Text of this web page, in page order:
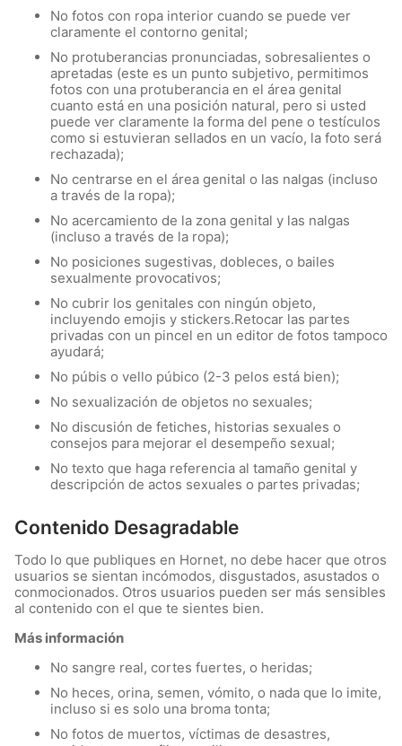
No fotos con ropa interior cuando se puede ver
claramente el contorno genital;
No protuberancias pronunciadas, sobresalientes o
apretadas (este es un punto subjetivo, permitimos
fotos con una protuberancia en el área genital
cuanto está en una posición natural, pero si usted
puede ver claramente la forma del pene o testículos
como si estuvieran sellados en un vacío, la foto será
rechazada);
No centrarse en el área genital o las nalgas (incluso
a través de la ropa);
No acercamiento de la zona genital y las nalgas
(incluso a través de la ropa);
No posiciones sugestivas, dobleces, o bailes
sexualmente provocativos;
No cubrir los genitales con ningún objeto,
incluyendo emojis y stickers.Retocar las partes
privadas con un pincel en un editor de fotos tampoco
ayudará;
No púbis o vello púbico (2-3 pelos está bien);
No sexualización de objetos no sexuales;
No discusión de fetiches, historias sexuales o
consejos para mejorar el desempeño sexual;
No texto que haga referencia al tamaño genital y
descripción de actos sexuales o partes privadas;
Contenido Desagradable
Todo lo que publiques en Hornet, no debe hacer que otros
usuarios se sientan incómodos, disgustados, asustados o
conmocionados. Otros usuarios pueden ser más sensibles
al contenido con el que te sientes bien.
Más información
No sangre real, cortes fuertes, o heridas;
No heces, orina, semen, vómito, o nada que lo imite,
incluso si es solo una broma tonta;
No fotos de muertos, víctimas de desastres,